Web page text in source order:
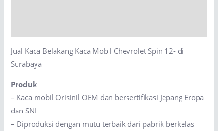
di
Surabaya
quantity
Jual Kaca Belakang Kaca Mobil Chevrolet Spin 12- di
Surabaya
Produk
– Kaca mobil Orisinil OEM dan bersertifikasi Jepang Eropa
dan SNI
– Diproduksi dengan mutu terbaik dari pabrik berkelas